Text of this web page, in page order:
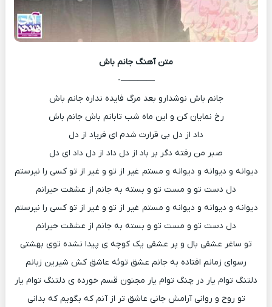
متن آهنگ جانم باش
————-
جانم باش نوشدارو بعد مرگ فایده نداره جانم باش
رخ نمایان کن و این ماه شب تابانم باش جانم باش
داد از دل بی قرارت شدم ای فریاد از دل
صبر من رفته دگر بر باد از دل داد از دل داد ای دل
دیوانه و دیوانه و دیوانه و مستم غیر از تو و غیر از تو کسی را نپرستم
دل دست تو و مست تو و بسته به جانم از عشقت حیرانم
دیوانه و دیوانه و دیوانه و مستم غیر از تو و غیر از تو کسی را نپرستم
دل دست تو و مست تو و بسته به جانم از عشقت حیرانم
تو ساغر عشقی بال و پر عشقی یک کوچه ی پیدا نشده توی بهشتی
رسوای زمانم افتاده به جانم عشق توئه عاشق کش شیرین زبانم
دلتنگ توام یار در چنگ توام یار مجنون قسم خورده ی دلتنگ توام یار
تو روح و روانی آرامش جانی عاشق تر از آنم که بگویم که بدانی